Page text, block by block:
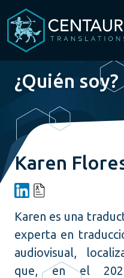
¿Quién soy?
Karen
Karen es una
experta en
audiovisual,
que, en el